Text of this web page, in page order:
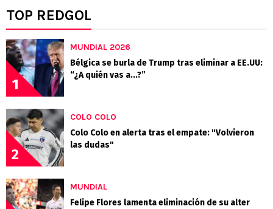
TOP REDGOL
1
MUNDIAL 2026
Bélgica se burla de Trump tras eliminar a EE.UU:
“¿A quién vas a...?”
2
COLO COLO
Colo Colo en alerta tras el empate: "Volvieron
las dudas"
MUNDIAL
Felipe Flores lamenta eliminación de su alter